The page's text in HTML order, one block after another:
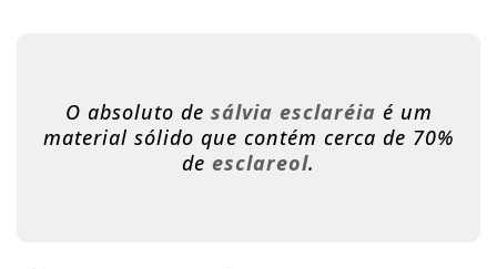
O absoluto de sálvia esclaréia é um
material sólido que contém cerca de 70%
de esclareol.